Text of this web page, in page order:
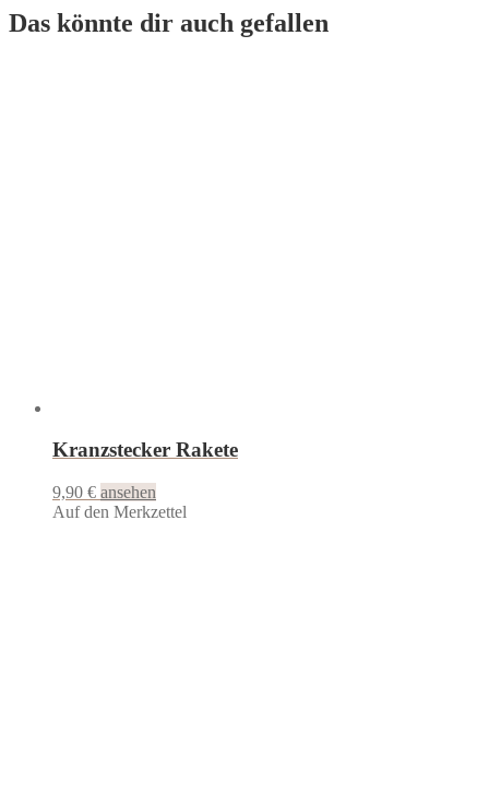
Das könnte dir auch gefallen
Kranzstecker Rakete
9,90 € ansehen
Auf den Merkzettel